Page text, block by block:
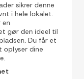
sikrer denne
i hele lokalet.
en
gør den ideel til
Du får et
oplyser dine